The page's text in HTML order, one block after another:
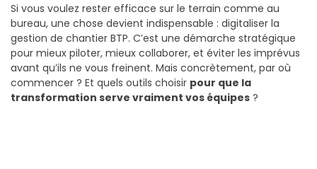
Si vous voulez rester efficace sur le terrain comme au
bureau, une chose devient indispensable : digitaliser la
gestion de chantier BTP. C’est une démarche stratégique
pour mieux piloter, mieux collaborer, et éviter les imprévus
avant qu’ils ne vous freinent. Mais concrètement, par où
commencer ? Et quels outils choisir pour que la
transformation serve vraiment vos équipes ?